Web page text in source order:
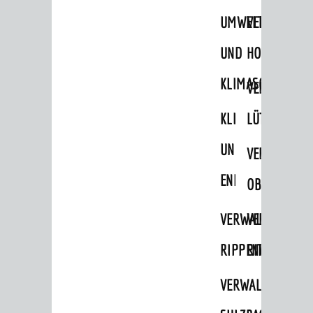
UMWELT-
UND
KLIMASCHUTZ
KLIMASCHUTZ
UND
RIPPENWEIER